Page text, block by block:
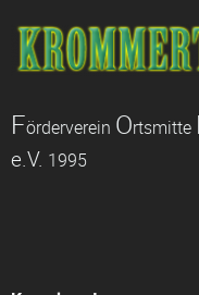
Förderverein Ortsmitte
e.V. 1995